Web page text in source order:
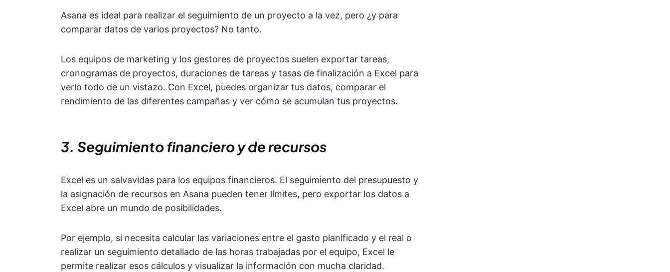
Asana es ideal para realizar el seguimiento de un proyecto a la vez, pero ¿y para
comparar datos de varios proyectos? No tanto.
Los equipos de marketing y los gestores de proyectos suelen exportar tareas,
cronogramas de proyectos, duraciones de tareas y tasas de finalización a Excel para
verlo todo de un vistazo. Con Excel, puedes organizar tus datos, comparar el
rendimiento de las diferentes campañas y ver cómo se acumulan tus proyectos.
3. Seguimiento financiero y de recursos
Excel es un salvavidas para los equipos financieros. El seguimiento del presupuesto y
la asignación de recursos en Asana pueden tener límites, pero exportar los datos a
Excel abre un mundo de posibilidades.
Por ejemplo, si necesita calcular las variaciones entre el gasto planificado y el real o
realizar un seguimiento detallado de las horas trabajadas por el equipo, Excel le
permite realizar esos cálculos y visualizar la información con mucha claridad.